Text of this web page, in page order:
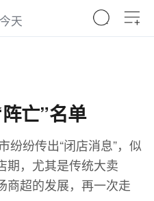
天
亡”名单
纷纷传出“闭店消息”，似
期，尤其是传统大卖
商超的发展，再一次走